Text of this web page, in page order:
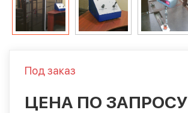
Под заказ
ЦЕНА ПО ЗАПРОСУ